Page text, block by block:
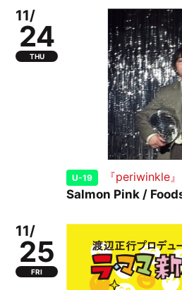
11/
24
THU
U-19
『periwinkle』
Salmon Pink /
11/
25
FRI